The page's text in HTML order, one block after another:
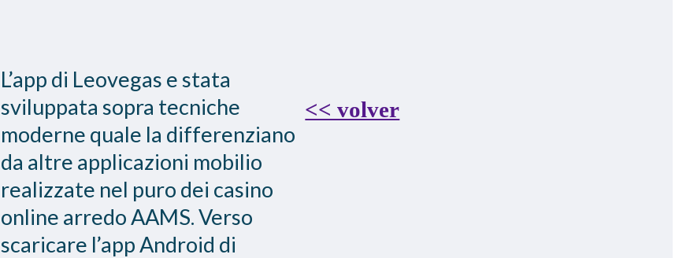
L’app di Leovegas e stata
sviluppata sopra tecniche
moderne quale la differenziano
da altre applicazioni mobilio
realizzate nel puro dei casino
online arredo AAMS. Verso
scaricare l’app Android di
<< volver